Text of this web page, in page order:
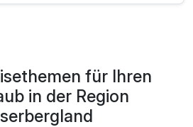
für Ihren
in der Region